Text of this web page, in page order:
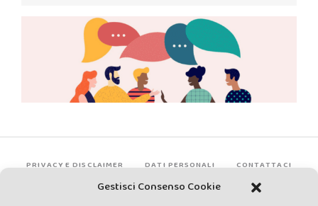
Gestisci Consenso Cookie
PRIVACY E DISCLAIMER DATI PERSONALI CONTATTACI